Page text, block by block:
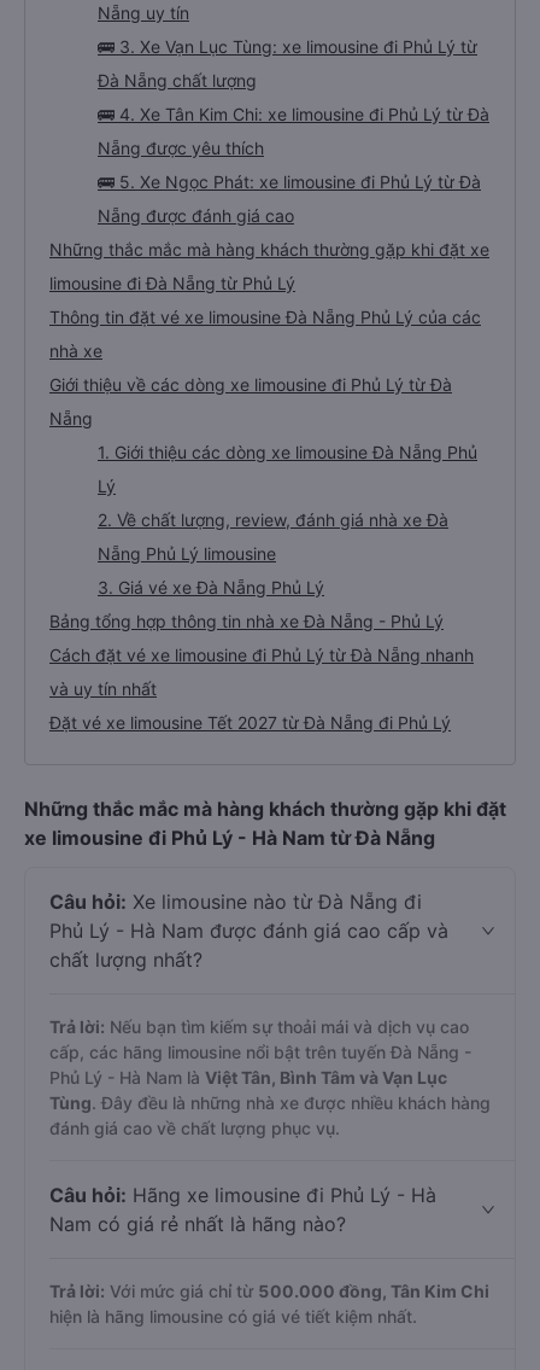
Nẵng uy tín
🚌 3. Xe Vạn Lục Tùng: xe limousine đi Phủ Lý từ
Đà Nẵng chất lượng
🚌 4. Xe Tân Kim Chi: xe limousine đi Phủ Lý từ Đà
Nẵng được yêu thích
🚌 5. Xe Ngọc Phát: xe limousine đi Phủ Lý từ Đà
Nẵng được đánh giá cao
Những thắc mắc mà hàng khách thường gặp khi đặt xe
limousine đi Đà Nẵng từ Phủ Lý
Thông tin đặt vé xe limousine Đà Nẵng Phủ Lý của các
nhà xe
Giới thiệu về các dòng xe limousine đi Phủ Lý từ Đà
Nẵng
1. Giới thiệu các dòng xe limousine Đà Nẵng Phủ
Lý
2. Về chất lượng, review, đánh giá nhà xe Đà
Nẵng Phủ Lý limousine
3. Giá vé xe Đà Nẵng Phủ Lý
Bảng tổng hợp thông tin nhà xe Đà Nẵng - Phủ Lý
Cách đặt vé xe limousine đi Phủ Lý từ Đà Nẵng nhanh
và uy tín nhất
Đặt vé xe limousine Tết 2027 từ Đà Nẵng đi Phủ Lý
Những thắc mắc mà hàng khách thường gặp khi đặt
xe limousine đi Phủ Lý - Hà Nam từ Đà Nẵng
Câu hỏi: Xe limousine nào từ Đà Nẵng đi
Phủ Lý - Hà Nam được đánh giá cao cấp và
chất lượng nhất?
Trả lời: Nếu bạn tìm kiếm sự thoải mái và dịch vụ cao
cấp, các hãng limousine nổi bật trên tuyến Đà Nẵng -
Phủ Lý - Hà Nam là Việt Tân, Bình Tâm và Vạn Lục
Tùng. Đây đều là những nhà xe được nhiều khách hàng
đánh giá cao về chất lượng phục vụ.
Câu hỏi: Hãng xe limousine đi Phủ Lý - Hà
Nam có giá rẻ nhất là hãng nào?
Trả lời: Với mức giá chỉ từ 500.000 đồng, Tân Kim Chi
hiện là hãng limousine có giá vé tiết kiệm nhất.